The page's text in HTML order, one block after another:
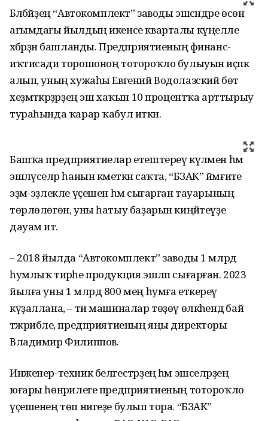
Бәләбәйҙең “Автокомплект” заводы эшсәндәре өсөн
ағымдағы йылдың икенсе кварталы күңелле
хәбәрҙән башланды. Предприятиеның финанс-
иҡтисади торошоноң тотороҡло булыуын иҫәпкә
алып, уның хужаһы Евгений Водолазский бөтә
хеҙмәткәрҙәрҙең эш хаҡын 10 процентҡа арттырыу
тураһында ҡарар ҡабул иткән.
Башҡа предприятиелар етештереү күләмен һәм
эшләүселәр һанын кәметкән саҡта, “БЗАК” йәмғиәте
эҙмә-эҙлекле үҫешен һәм сығарған тауарының
төрлөлөгөн, уны һатыу баҙарын киңәйтеүҙе
дауам итә.
– 2018 йылда “Автокомплект” заводы 1 млрд
һумлыҡ тирәһе продукция эшләп сығарған. 2023
йылға уны 1 млрд 800 мең һумға еткереү
күҙаллана, – ти машиналар төҙөү өлкәһендә бай
тәжрибәле, предприятиеның яңы директоры
Владимир Филиппов.
Инженер-техник белгестәрҙең һәм эшселәрҙең
юғары һөнәрилеге предприятиеның тотороҡло
үҫешенең төп нигеҙе булып тора. “БЗАК”